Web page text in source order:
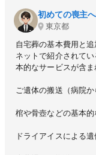
初めての喪主
東京都
自宅葬の基本費用と
ネットで紹介されて
本的なサービスが含
ご遺体の搬送（病院か
棺や骨壺などの基本的
ドライアイスによる